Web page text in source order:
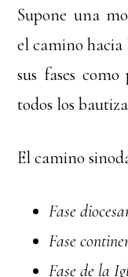
Supone una
el camino hacia
sus fases
todos los
El camino
Fase
Fase
Fase de la